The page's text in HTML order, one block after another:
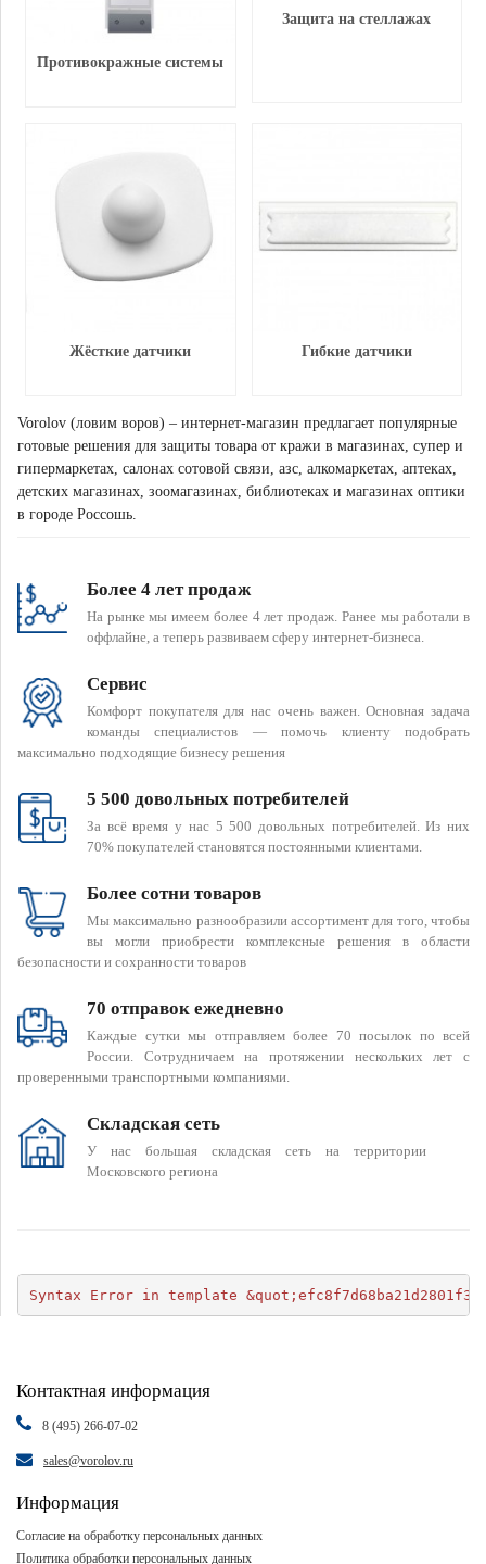
Противокражные системы
Защита на стеллажах
Жёсткие датчики Гибкие датчики
Vorolov (ловим воров) – интернет-магазин предлагает популярные
готовые решения для защиты товара от кражи в магазинах, супер и
гипермаркетах, салонах сотовой связи, азс, алкомаркетах, аптеках,
детских магазинах, зоомагазинах, библиотеках и магазинах оптики
в городе Россошь.
Более 4 лет продаж
На рынке мы имеем более 4 лет продаж. Ранее мы работали в
оффлайне, а теперь развиваем сферу интернет-бизнеса.
Сервис
Комфорт покупателя для нас очень важен. Основная задача
команды специалистов — помочь клиенту подобрать
максимально подходящие бизнесу решения
5 500 довольных потребителей
За всё время у нас 5 500 довольных потребителей. Из них
70% покупателей становятся постоянными клиентами.
Более сотни товаров
Мы максимально разнообразили ассортимент для того, чтобы
вы могли приобрести комплексные решения в области
безопасности и сохранности товаров
70 отправок ежедневно
Каждые сутки мы отправляем более 70 посылок по всей
России. Сотрудничаем на протяжении нескольких лет с
проверенными транспортными компаниями.
Складская сеть
У нас большая складская сеть на территории
Московского региона
Syntax Error in template
Контактная информация
8 (495) 266-07-02
sales@vorolov.ru
Информация
Согласие на обработку персональных данных
Политика обработки персональных данных